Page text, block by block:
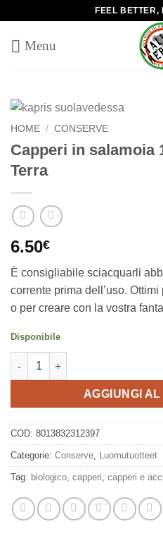
contenuti
FEEL BETTER,
HOME / CONSERVE
Capperi in salamoia
Terra
6.50€
È consigliabile sciacquarli
corrente prima dell’uso.
o per creare con la vostra
Disponibile
Capperi in salamoia 110g, La
AGGIUNGI
COD: 8013832312397
Categorie: Conserve Luomutuotteet
Tag: biologico capperi capperi e